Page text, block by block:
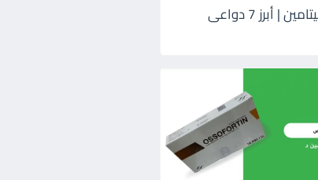
كيروفيت Kerovit فيتامين | أبرز 7 دواعى